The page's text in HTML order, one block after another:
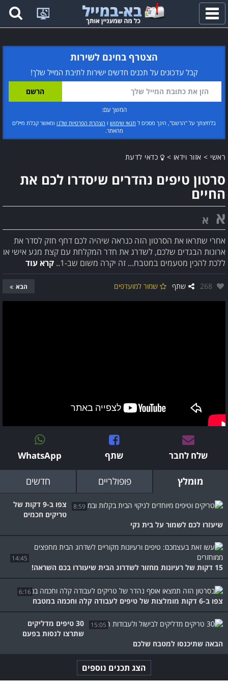
פתח
תפריט
הצטרף בחינם לשירות
קבל עדכונים על תכנים חדשים ישירות לתיבת המייל שלך!
המשך עם:
בלחיצתך על "הרשם", הינך מסכים ל תנאי שימוש ו הצהרת הפרטיות שלנו ומאשר קבלת מיילים
מהאתר.
ראשי > אזור וידאו > כדאי לדעת
סרטון טיפים נהדרים שיסדרו לכם את
החיים
א א
אחרי שתראו את הסרטון הזה כנראה שיהיה לכם דחף חזק לסדר את
ארונות הבגדים שלכם, לשדרג את חדר המקלחת עם קצת מגע אישי או
ללכת להכין מטעמים במטבח... זה יקרה משום שב-1..
קרא עוד
אהבו:
268 שתף שמור למועדפים הבא
שלח לחבר שתף WhatsApp
מומלץ פופולריים חדשים
8:59
צפו ב-9 דקות של
טריקים חכמים
שיעזרו לכם לשמור על בית נקי
14:45
15 דקות של רעיונות מחזור לשדרוג הבית שיעוררו בכם השראה!
6:16
צפו ב-6 דקות מומלצות של טיפים לעבודה קלה וחכמה במטבח
15:05
30 טיפים מדליקים
שתרצו לנסות בפעם
הבאה שתיכנסו למטבח שלכם
הצג תכנים נוספים